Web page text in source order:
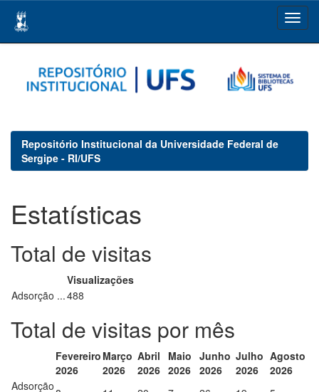
navigation
Repositório Institucional da Universidade Federal de
Sergipe - RI/UFS
Estatísticas
Total de visitas
Visualizações
Adsorção ...488
Total de visitas por mês
Fevereiro
2026
Março
2026
Abril
2026
Maio
2026
Junho
2026
Julho
2026
Agosto
2026
Adsorção